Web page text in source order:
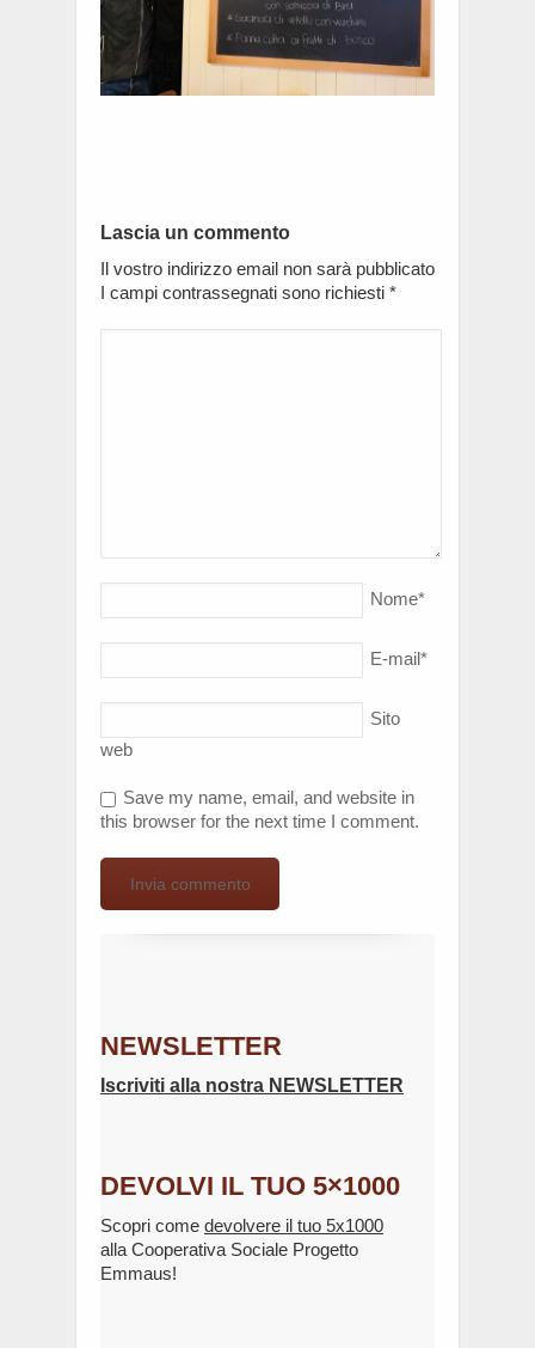
Lascia un commento
Il vostro indirizzo email non sarà pubblicato
I campi contrassegnati sono richiesti *
Nome*
E-mail*
Sito
web
Save my name, email, and website in
this browser for the next time I comment.
NEWSLETTER
Iscriviti alla nostra NEWSLETTER
DEVOLVI IL TUO 5×1000
Scopri come devolvere il tuo 5x1000
alla Cooperativa Sociale Progetto
Emmaus!